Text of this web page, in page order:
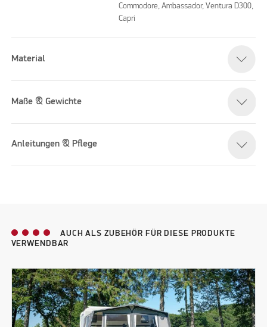
Commodore, Ambassador, Ventura D300,
Capri
Material
Maße & Gewichte
Anleitungen & Pflege
AUCH ALS ZUBEHÖR FÜR DIESE PRODUKTE
VERWENDBAR